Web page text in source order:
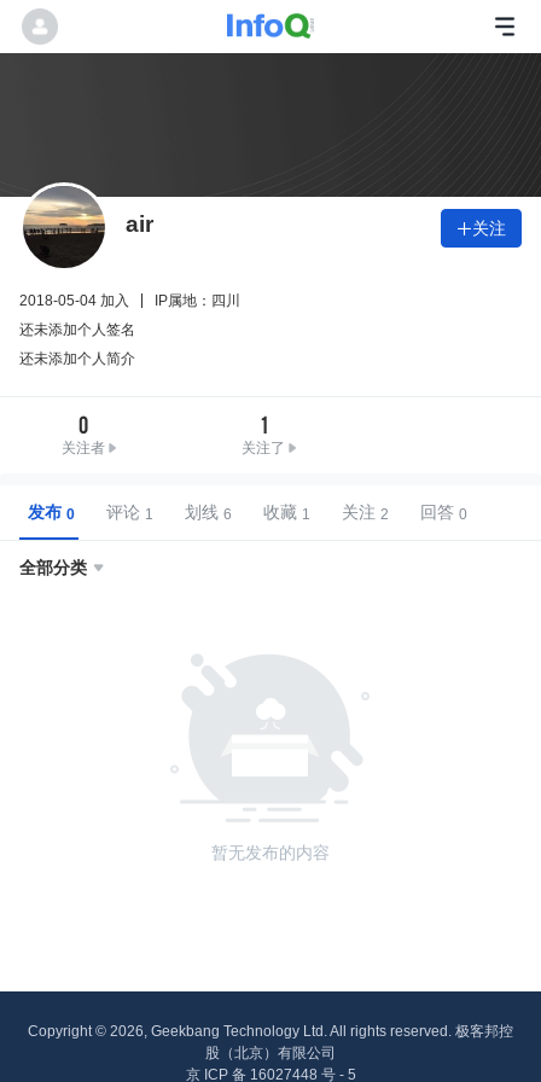
air 关注
2018-05-04 加入
IP属地：四川
还未添加个人签名
还未添加个人简介
0
关注者
1
关注了
发布 评论 划线 收藏 关注 回答
全部分类 
暂无发布的内容
Copyright © 2026, Geekbang Technology Ltd. All rights reserved. 极客邦控
股（北京）有限公司
京 ICP 备 16027448 号 - 5